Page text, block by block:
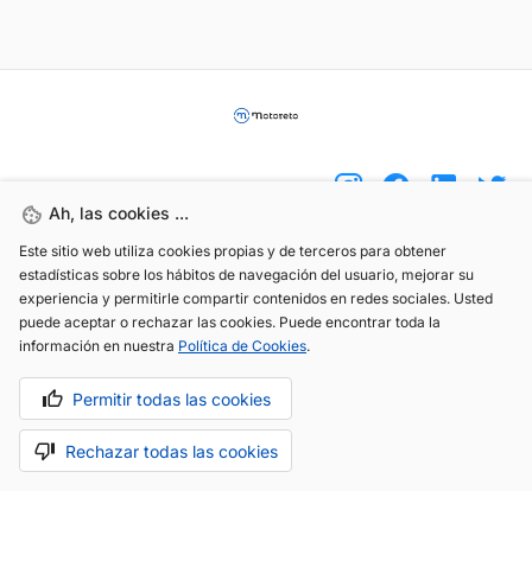
Ah, las cookies ...
Este sitio web utiliza cookies propias y de terceros para obtener
estadísticas sobre los hábitos de navegación del usuario, mejorar su
experiencia y permitirle compartir contenidos en redes sociales. Usted
puede aceptar o rechazar las cookies. Puede encontrar toda la
información en nuestra Política de Cookies.
Permitir todas las cookies
Rechazar todas las cookies
(+34) 744 408 070
info@motoreto.com
Aviso legal Política de cookies